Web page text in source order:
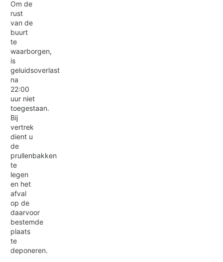
Om de
rust
van de
buurt
te
waarborgen,
is
geluidsoverlast
na
22:00
uur niet
toegestaan.
Bij
vertrek
dient u
de
prullenbakken
te
legen
en het
afval
op de
daarvoor
bestemde
plaats
te
deponeren.